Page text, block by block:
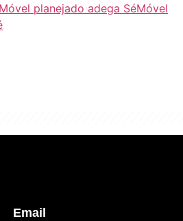
Móvel planejado adega SéMóvel
Email